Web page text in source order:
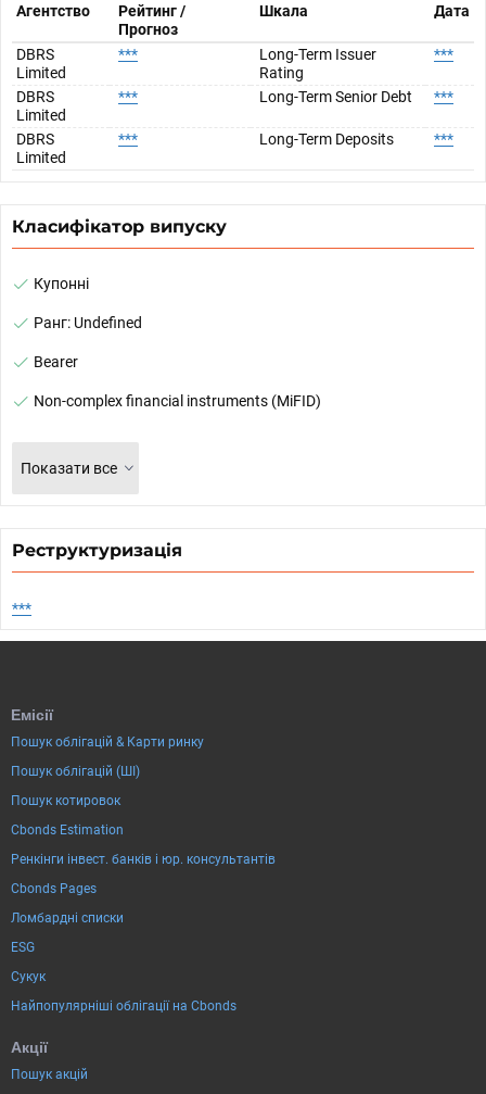
Агентство
Рейтинг /
Прогноз
Шкала Дата
DBRS
Limited
***
Long-Term Issuer
Rating
***
DBRS
Limited
*** Long-Term Senior Debt ***
DBRS
Limited
*** Long-Term Deposits ***
Класифікатор випуску
Купонні
Ранг: Undefined
Bearer
Non-complex financial instruments (MiFID)
Показати все
Реструктуризація
***
Емісії
Пошук облігацій & Карти ринку
Пошук облігацій (ШІ)
Пошук котировок
Cbonds Estimation
Ренкінги інвест. банків і юр. консультантів
Cbonds Pages
Ломбардні списки
ESG
Сукук
Найпопулярніші облігації на Cbonds
Акції
Пошук акцій